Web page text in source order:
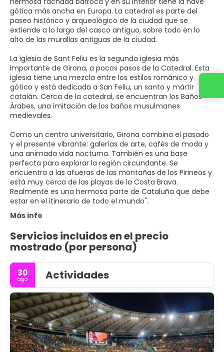
gótica más ancha en Europa. La catedral es parte del
paseo histórico y arqueológico de la ciudad que se
extiende a lo largo del casco antiguo, sobre todo en lo
alto de las murallas antiguas de la ciudad.
La iglesia de Sant Feliu es la segunda iglesia más
importante de Girona, a pocos pasos de la Catedral. Esta
iglesia tiene una mezcla entre los estilos románico y
gótico y está dedicada a San Feliu, un santo y mártir
catalán. Cerca de la catedral, se encuentran los Baños
Árabes, una imitación de los baños musulmanes
medievales.
Como un centro universitario, Girona combina el pasado
y el presente vibrante: galerías de arte, cafés de moda y
una animada vida nocturna. También es una base
perfecta para explorar la región circundante. Se
encuentra a las afueras de las montañas de los Pirineos y
está muy cerca de las playas de la Costa Brava.
Realmente es una hermosa parte de Cataluña que debe
Más info
Servicios incluidos en el precio
mostrado (por persona)
30
ago Actividades